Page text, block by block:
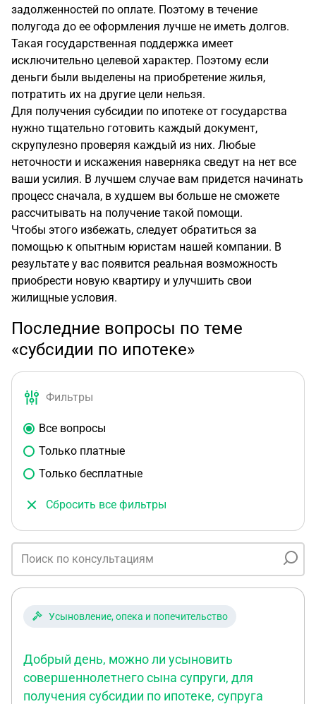
задолженностей по оплате. Поэтому в течение
полугода до ее оформления лучше не иметь долгов.
Такая государственная поддержка имеет
исключительно целевой характер. Поэтому если
деньги были выделены на приобретение жилья,
потратить их на другие цели нельзя.
Для получения субсидии по ипотеке от государства
нужно тщательно готовить каждый документ,
скрупулезно проверяя каждый из них. Любые
неточности и искажения наверняка сведут на нет все
ваши усилия. В лучшем случае вам придется начинать
процесс сначала, в худшем вы больше не сможете
рассчитывать на получение такой помощи.
Чтобы этого избежать, следует обратиться за
помощью к опытным юристам нашей компании. В
результате у вас появится реальная возможность
приобрести новую квартиру и улучшить свои
жилищные условия.
Последние вопросы по теме
«субсидии по ипотеке»
Фильтры
Все вопросы
Только платные
Только бесплатные
Сбросить все фильтры
Усыновление, опека и попечительство
Добрый день, можно ли усыновить
совершеннолетнего сына супруги, для
получения субсидии по ипотеке, супруга